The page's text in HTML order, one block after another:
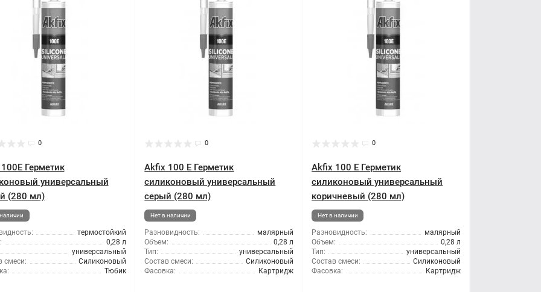
0
Герметик
универсальный
(280 мл)
термостойкий
0,28 л
универсальный
смеси:
Силиконовый
Тюбик
0
Akfix 100 E Герметик
силиконовый универсальный
серый (280 мл)
Нет в наличии
Разновидность:
малярный
Объем:
0,28 л
Тип:
универсальный
Состав смеси:
Силиконовый
Фасовка:
Картридж
0
Akfix 100 E Герметик
силиконовый универсальный
коричневый (280 мл)
Нет в наличии
Разновидность:
малярный
Объем:
0,28 л
Тип:
универсальный
Состав смеси:
Силиконовый
Фасовка:
Картридж